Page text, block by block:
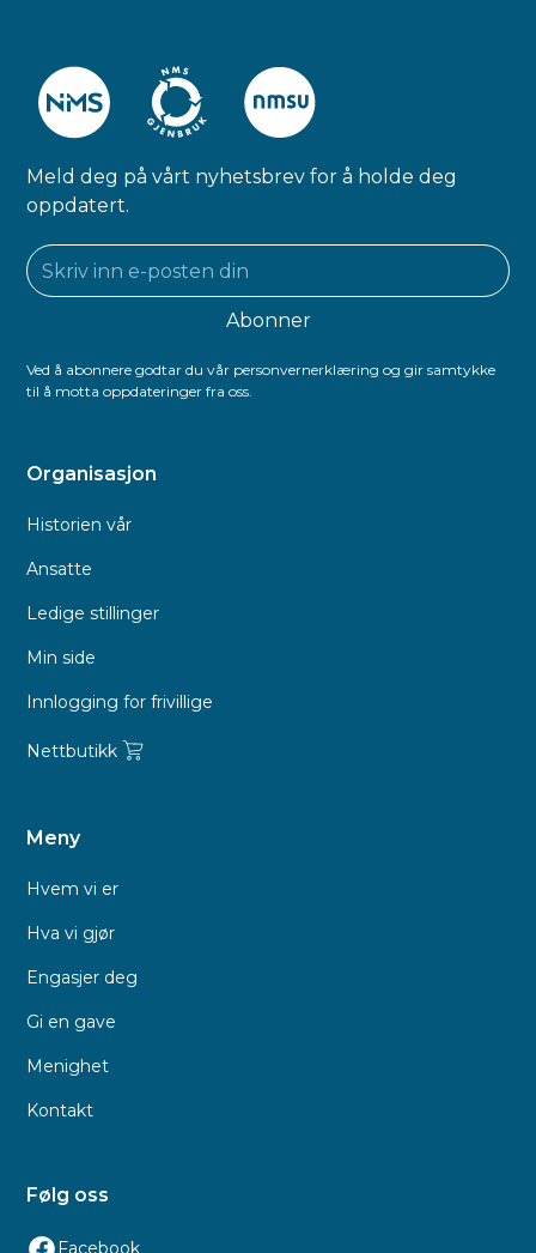
Meld deg på vårt nyhetsbrev for å holde deg
oppdatert.
Ved å abonnere godtar du vår personvernerklæring og gir samtykke
til å motta oppdateringer fra oss.
Organisasjon
Historien vår
Ansatte
Ledige stillinger
Min side
Innlogging for frivillige
Nettbutikk
Meny
Hvem vi er
Hva vi gjør
Engasjer deg
Gi en gave
Menighet
Kontakt
Følg oss
Facebook